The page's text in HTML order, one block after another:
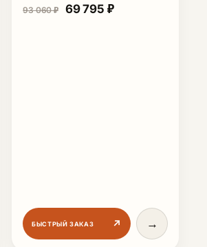
составляла 52 370 ₽.
39 278 ₽.
93 060₽ Первоначальная цена
69 795 ₽Текущая цена:
БЫСТРЫЙ ЗАКАЗ ↗ →